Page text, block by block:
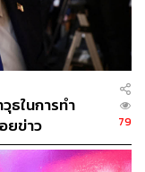
สร้างความชอบ
และรัสเซียด้วย
เพราะนโยบาย
มไม่ต่างจากจีน
First ตามความ
าวทิ้งท้าย
ธในการทำ
ยข่าว
79